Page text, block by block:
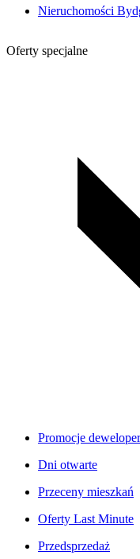
Nieruchomości
Oferty specjalne
Promocje
Dni otwarte
Przeceny mieszkań
Oferty Last Minute
Przedsprzedaż